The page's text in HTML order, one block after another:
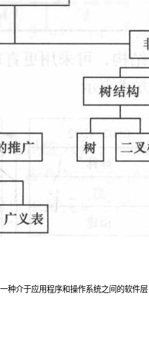
种介于应用程序和操作系统之间的软件